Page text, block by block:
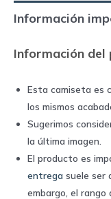
Adidas
quantity
Información
Información
Esta camiseta es
los mismos
Sugerimos
la última imagen.
El producto es
entrega suele ser
embargo, el